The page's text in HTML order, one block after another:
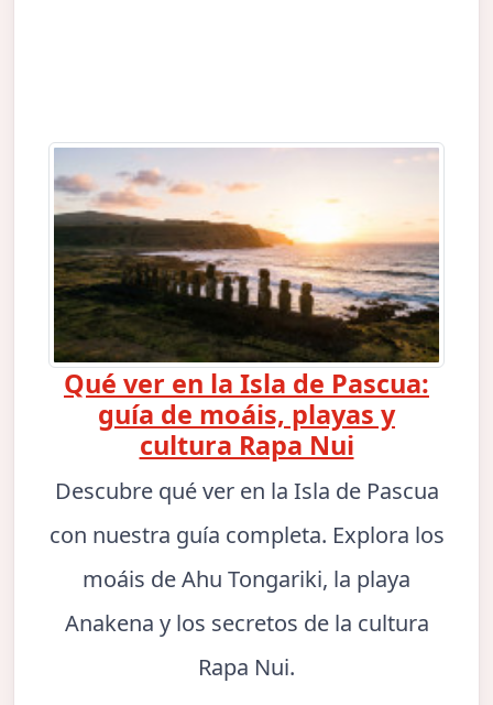
Qué ver en la Isla de Pascua:
guía de moáis, playas y
cultura Rapa Nui
Descubre qué ver en la Isla de Pascua
con nuestra guía completa. Explora los
moáis de Ahu Tongariki, la playa
Anakena y los secretos de la cultura
Rapa Nui.